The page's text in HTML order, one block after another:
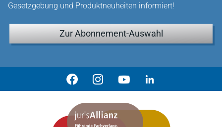
Gesetzgebung und Produktneuheiten informiert!
Zur Abonnement-Auswahl